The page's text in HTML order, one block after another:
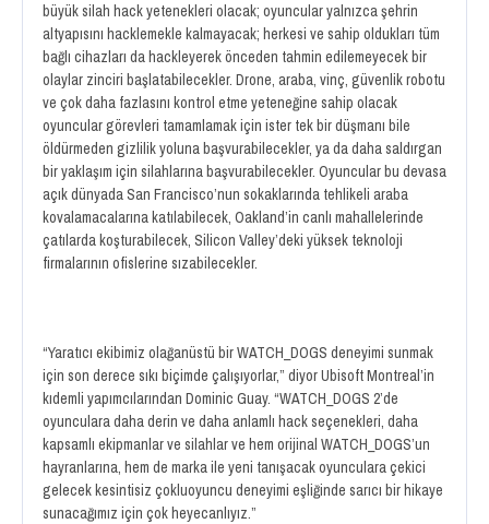
büyük silah hack yetenekleri olacak; oyuncular yalnızca şehrin
altyapısını hacklemekle kalmayacak; herkesi ve sahip oldukları tüm
bağlı cihazları da hackleyerek önceden tahmin edilemeyecek bir
olaylar zinciri başlatabilecekler. Drone, araba, vinç, güvenlik robotu
ve çok daha fazlasını kontrol etme yeteneğine sahip olacak
oyuncular görevleri tamamlamak için ister tek bir düşmanı bile
öldürmeden gizlilik yoluna başvurabilecekler, ya da daha saldırgan
bir yaklaşım için silahlarına başvurabilecekler. Oyuncular bu devasa
açık dünyada San Francisco’nun sokaklarında tehlikeli araba
kovalamacalarına katılabilecek, Oakland’in canlı mahallelerinde
çatılarda koşturabilecek, Silicon Valley’deki yüksek teknoloji
firmalarının ofislerine sızabilecekler.
“Yaratıcı ekibimiz olağanüstü bir WATCH_DOGS deneyimi sunmak
için son derece sıkı biçimde çalışıyorlar,” diyor Ubisoft Montreal’in
kıdemli yapımcılarından Dominic Guay. “WATCH_DOGS 2’de
oyunculara daha derin ve daha anlamlı hack seçenekleri, daha
kapsamlı ekipmanlar ve silahlar ve hem orijinal WATCH_DOGS’un
hayranlarına, hem de marka ile yeni tanışacak oyunculara çekici
gelecek kesintisiz çokluoyuncu deneyimi eşliğinde sarıcı bir hikaye
sunacağımız için çok heyecanlıyız.”